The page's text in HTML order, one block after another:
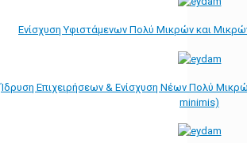
Ενίσχυση Υφιστάμενων Πολύ Μικρών και
Ίδρυση Επιχειρήσεων & Ενίσχυση Νέων Πολύ
minimis)